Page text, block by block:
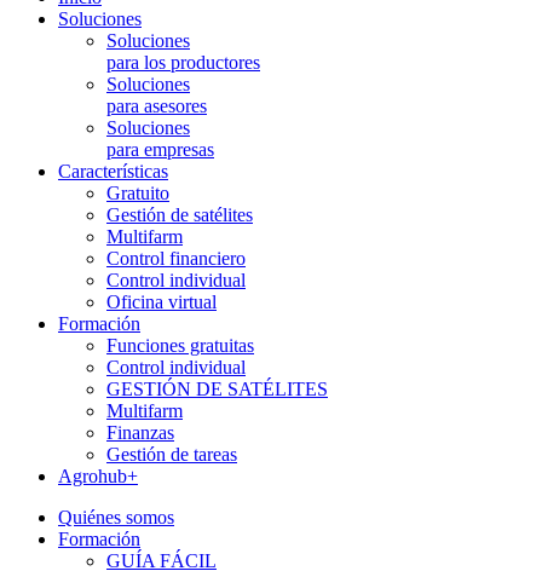
Soluciones
Soluciones
para los productores
Soluciones
para asesores
Soluciones
para empresas
Características
Gratuito
Gestión de satélites
Multifarm
Control financiero
Control individual
Oficina virtual
Formación
Funciones gratuitas
Control individual
GESTIÓN DE SATÉLITES
Multifarm
Finanzas
Gestión de tareas
Agrohub+
Quiénes somos
Formación
GUÍA FÁCIL